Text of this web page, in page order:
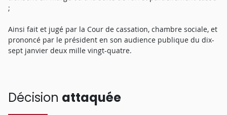
;
Ainsi fait et jugé par la Cour de cassation, chambre sociale, et
prononcé par le président en son audience publique du dix-
sept janvier deux mille vingt-quatre.
Décision attaquée